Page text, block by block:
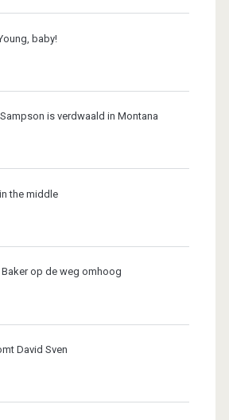
baby!
is verdwaald in Montana
the middle
op de weg omhoog
David Sven